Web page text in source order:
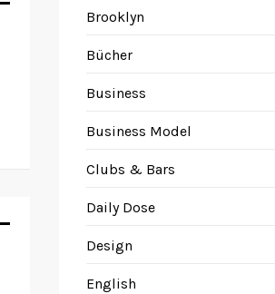
Brooklyn
Bücher
Business
Business Model
Clubs & Bars
Daily Dose
Design
English